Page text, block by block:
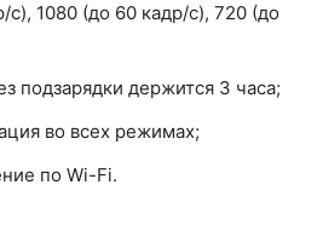
1080 (до 60 кадр/с), 720 (до
подзарядки держится 3 часа;
во всех режимах;
по Wi-Fi.